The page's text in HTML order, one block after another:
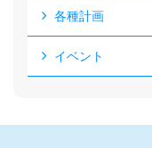
各種計画
イベント